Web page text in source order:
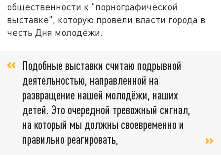
общественности к "порнографической
выставке", которую провели власти города в
честь Дня молодёжи.
Подобные выставки считаю подрывной
деятельностью, направленной на
развращение нашей молодёжи, наших
детей. Это очередной тревожный сигнал,
на который мы должны своевременно и
правильно реагировать,